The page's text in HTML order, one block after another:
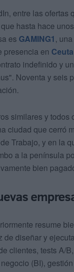
entre las
hasta hace
es GAMING1,
presencia en Ceuta
indefinido y
Noventa y seis
similares y todos
ciudad que cerró
Trabajo, y en la
a la península
bien
resume
de diseñar y
clientes, tests A/
(BI),